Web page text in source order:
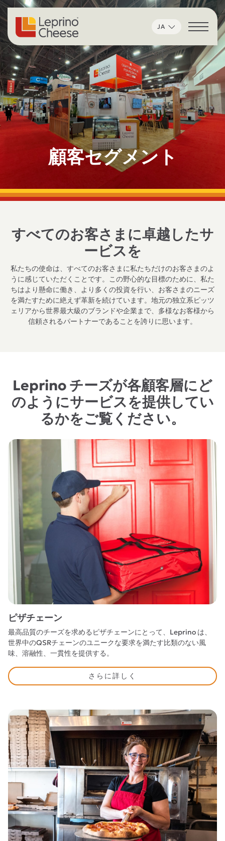
コンテンツへスキップ
JA
顧客セグメント
すべてのお客さまに卓越したサ
ービスを
私たちの使命は、すべてのお客さまに私たちだけのお客さまのよ
うに感じていただくことです。この野心的な目標のために、私た
ちはより懸命に働き、より多くの投資を行い、お客さまのニーズ
を満たすために絶えず革新を続けています。地元の独立系ピッツ
ェリアから世界最大級のブランドや企業まで、多様なお客様から
信頼されるパートナーであることを誇りに思います。
Leprino チーズが各顧客層にど
のようにサービスを提供してい
るかをご覧ください。
ピザチェーン
最高品質のチーズを求めるピザチェーンにとって、Leprino は、
世界中のQSRチェーンのユニークな要求を満たす比類のない風
味、溶融性、一貫性を提供する。
さらに詳しく